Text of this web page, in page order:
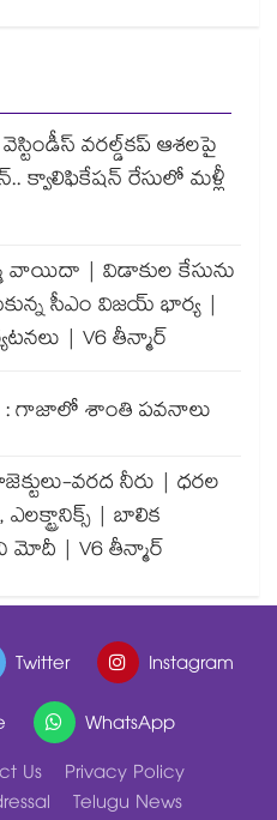
వరల్డ్‌కప్ ఆశలపై
క్వాలిఫికేషన్ రేసులో మళ్లీ
వాయిదా | విడాకుల కేసును
సీఎం విజయ్ భార్య |
| V6 తీన్మార్
: గాజాలో శాంతి పవనాలు
వరద నీరు | ధరల
| బాలిక
మోదీ | V6 తీన్మార్
Twitter
Instagram
WhatsApp
Us
Privacy Policy
Telugu News